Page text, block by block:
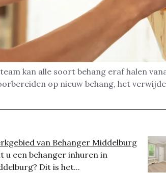
kan alle soort behang eraf halen
op nieuw behang, het
van Behanger Middelburg
u een behanger inhuren in
Dit is het...